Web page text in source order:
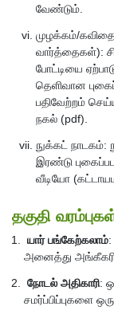
வேண்டும்.
முழக்கம்/
வார்த்தைகள்):
போட்டியை
தெளிவான
பதிவேற்றம்
நகல் (pdf).
நுக்கட் நாடகம்:
இரண்டு
வீடியோ
தகுதி
யார் பங்கேற்கலாம்
அனைத்து
நோடல் அதிகாரி:
சமர்ப்பிப்புகளை